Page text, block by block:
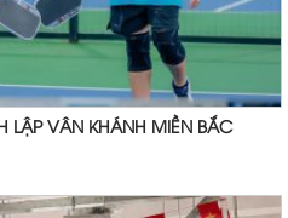
LẬP VÂN KHÁNH MIỀN BẮC